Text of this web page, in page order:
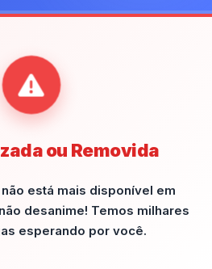
ou Removida
está mais disponível em
desanime! Temos milhares
esperando por você.